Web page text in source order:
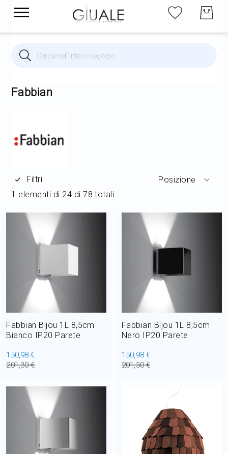
CercaBrands
Illuminazione per interni
Arredo Giardino
Home Decor
Il mio Account
Fabbian
1 elementi di 24 di78 totali
Filtri Posizione
Fabbian Bijou 1L 8,5cm
Bianco IP20 Parete
150,98 €
201,30 €
Fabbian Bijou 1L 8,5cm
Nero IP20 Parete
150,98 €
201,30 €